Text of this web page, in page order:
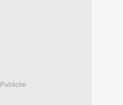
Publicité